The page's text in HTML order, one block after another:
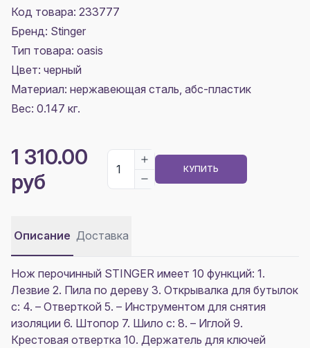
Код товара: 233777
Бренд: Stinger
Тип товара: oasis
Цвет: черный
Материал: нержавеющая сталь, абс-пластик
Вес: 0.147 кг.
1 310.00
руб
КУПИТЬ
Описание Доставка
Нож перочинный STINGER имеет 10 функций: 1.
Лезвие 2. Пила по дереву 3. Открывалка для бутылок
с: 4. – Отверткой 5. – Инструментом для снятия
изоляции 6. Штопор 7. Шило с: 8. – Иглой 9.
Крестовая отвертка 10. Держатель для ключей